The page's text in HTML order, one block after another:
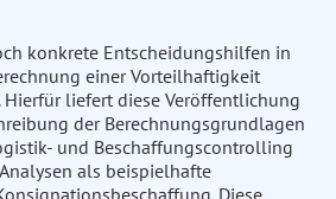
konkrete Entscheidungshilfen in
einer Vorteilhaftigkeit
liefert diese Veröffentlichung
der Berechnungsgrundlagen
und Beschaffungscontrolling
als beispielhafte